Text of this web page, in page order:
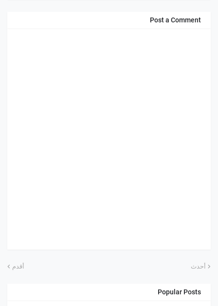
Post a Comment
أحدث أقدم
Popular Posts